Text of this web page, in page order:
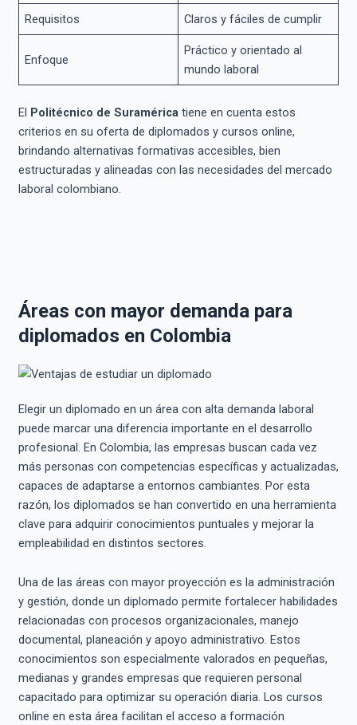
Requisitos Claros y fáciles de cumplir
Enfoque
Práctico y orientado al
mundo laboral
El Politécnico de Suraméricatiene en cuenta estos
criterios en su oferta de diplomados y cursos online,
brindando alternativas formativas accesibles, bien
estructuradas y alineadas con las necesidades del mercado
laboral colombiano.
Áreas con mayor demanda para
diplomados en Colombia
Elegir un diplomado en un área con alta demanda laboral
puede marcar una diferencia importante en el desarrollo
profesional. En Colombia, las empresas buscan cada vez
más personas con competencias específicas y actualizadas,
capaces de adaptarse a entornos cambiantes. Por esta
razón, los diplomados se han convertido en una herramienta
clave para adquirir conocimientos puntuales y mejorar la
empleabilidad en distintos sectores.
Una de las áreas con mayor proyección es la administración
y gestión, donde un diplomado permite fortalecer habilidades
relacionadas con procesos organizacionales, manejo
documental, planeación y apoyo administrativo. Estos
conocimientos son especialmente valorados en pequeñas,
medianas y grandes empresas que requieren personal
capacitado para optimizar su operación diaria. Los cursos
online en esta área facilitan el acceso a formación